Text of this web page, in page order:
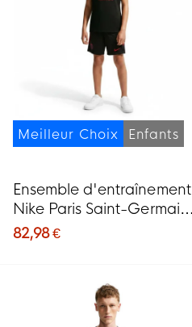
Meilleur Choix Enfants
Ensemble d'entraînement
Nike Paris Saint-Germain
Strike 2026-2027 pour
82,98 €